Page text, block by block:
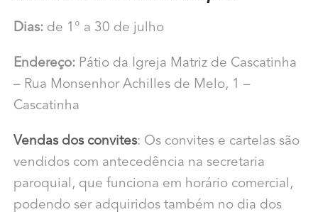
Dias:de 1° a 30 de julho
Endereço:Pátio da Igreja Matriz de Cascatinha
– Rua Monsenhor Achilles de Melo, 1 –
Cascatinha
Vendas dos convites: Os convites e cartelas são
vendidos com antecedência na secretaria
paroquial, que funciona em horário comercial,
podendo ser adquiridos também no dia dos